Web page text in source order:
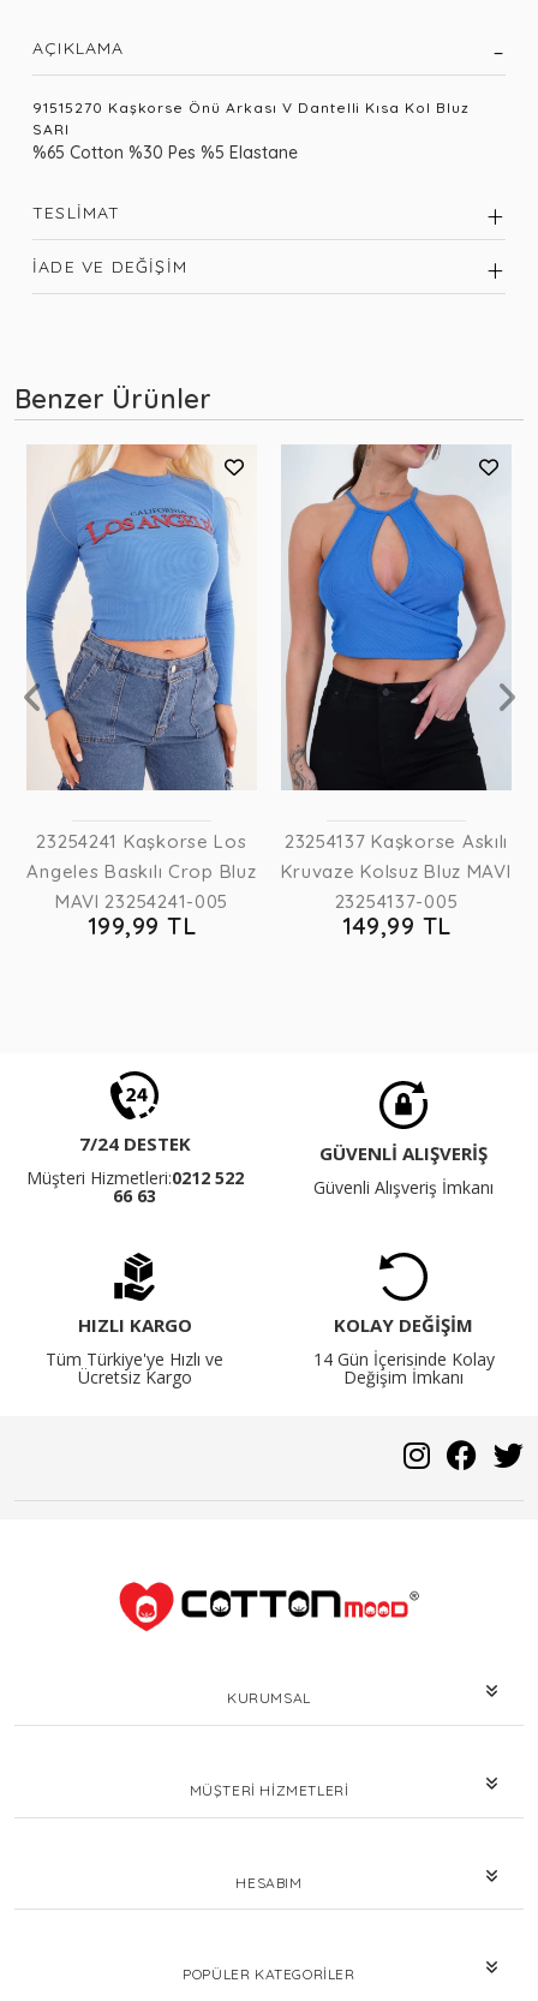
AÇIKLAMA
91515270 Kaşkorse Önü Arkası V Dantelli Kısa Kol Bluz
SARI
%65 Cotton %30 Pes %5 Elastane
TESLIMAT
İADE VE DEĞIŞIM
Benzer Ürünler
23254241 Kaşkorse Los
Angeles Baskılı Crop Bluz
MAVI 23254241-005
199,99 TL
23254137 Kaşkorse Askılı
Kruvaze Kolsuz Bluz MAVI
23254137-005
149,99 TL
7/24 DESTEK
Müşteri Hizmetleri:0212 522
66 63
GÜVENLİ ALIŞVERİŞ
Güvenli Alışveriş İmkanı
HIZLI KARGO
Tüm Türkiye'ye Hızlı ve
Ücretsiz Kargo
KOLAY DEĞİŞİM
14 Gün İçerisinde Kolay
Değişim İmkanı
KURUMSAL
MÜŞTERI HIZMETLERI
HESABIM
POPÜLER KATEGORILER